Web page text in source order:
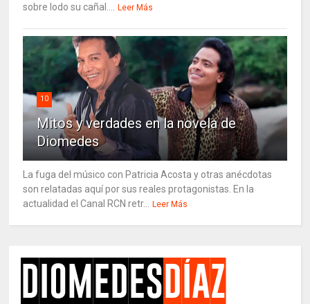
sobre lodo su cañal....
Leer Más
10
Mitos y verdades en la novela de
Diomedes
La fuga del músico con Patricia Acosta y otras anécdotas
son relatadas aquí por sus reales protagonistas. En la
actualidad el Canal RCN retr...
Leer Más